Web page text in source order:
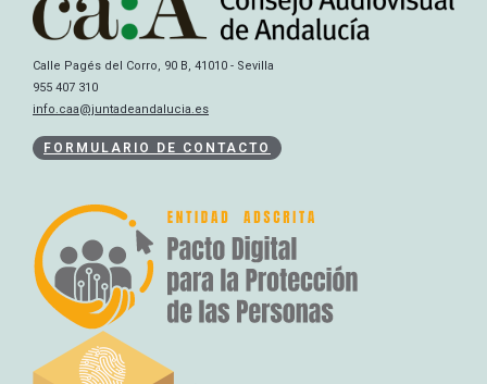
Calle Pagés del Corro, 90 B, 41010 - Sevilla
955 407 310
info.caa@juntadeandalucia.es
FORMULARIO DE CONTACTO